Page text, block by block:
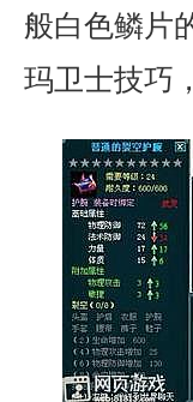
般白色鳞片
玛卫士技巧